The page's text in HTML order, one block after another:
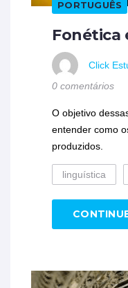
PORTUGUÊS
Fonética
Click
0 comentários
O objetivo
entender como
produzidos.
linguística